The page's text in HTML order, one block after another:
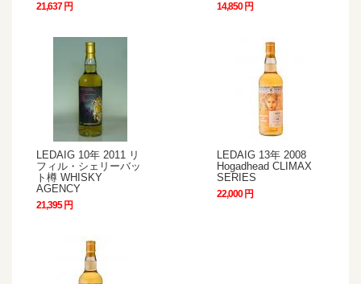
21,637 円 14,850 円
LEDAIG 10年 2011 リ
フィル・シェリーバッ
ト樽 WHISKY
AGENCY
21,395 円
LEDAIG 13年 2008
Hogadhead CLIMAX
SERIES
22,000 円